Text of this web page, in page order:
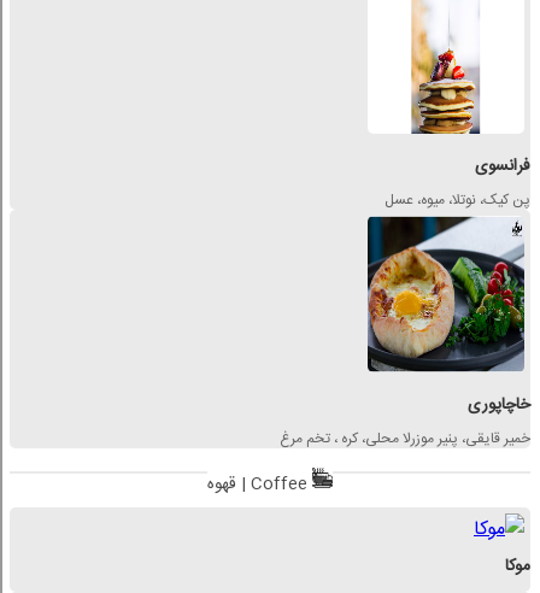
فرانسوی
پن کیک، نوتلا، میوه، عسل
خاچاپوری
خمیر قایقی، پنیر موزرلا محلی، کره ، تخم مرغ
قهوه | Coffee
موکا